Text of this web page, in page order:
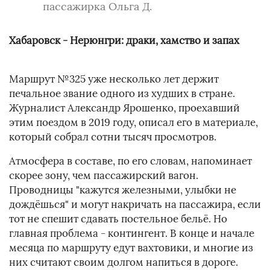
пассажирка Ольга Д.
Хабаровск - Нерюнгри: драки, хамство и запах
Маршрут №325 уже несколько лет держит
печальное звание одного из худших в стране.
Журналист Александр Ярошенко, проехавший
этим поездом в 2019 году, описал его в материале,
который собрал сотни тысяч просмотров.
Атмосфера в составе, по его словам, напоминает
скорее зону, чем пассажирский вагон.
Проводницы "кажутся железными, улыбки не
дождёшься" и могут накричать на пассажира, если
тот не спешит сдавать постельное бельё. Но
главная проблема - контингент. В конце и начале
месяца по маршруту едут вахтовики, и многие из
них считают своим долгом напиться в дороге.